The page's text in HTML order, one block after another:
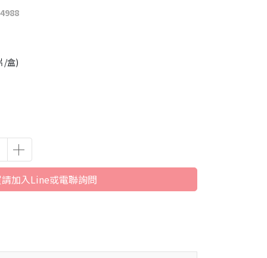
/盒)
加入Line或電聯詢問